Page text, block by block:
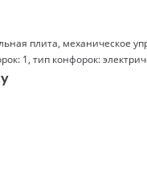
плита, механическое
1, тип конфорок: